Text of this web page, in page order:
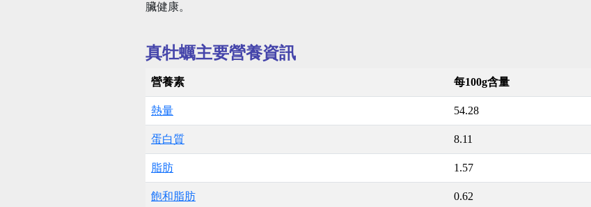
臟健康。
真牡蠣主要營養資訊
營養素 每100g含量
熱量 54.28
蛋白質 8.11
脂肪 1.57
飽和脂肪 0.62